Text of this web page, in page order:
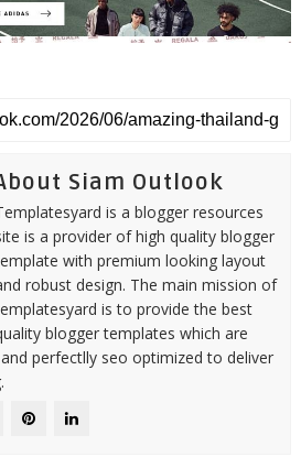
Siam Outlook
is a blogger resources
is a provider of high quality blogger
with premium looking layout
robust design. The main mission of
is to provide the best
blogger templates which are
perfectlly seo optimized to deliver